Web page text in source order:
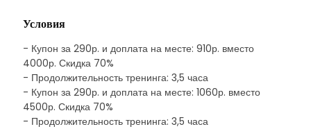
Условия
- Купон за 290р. и доплата на месте: 910р. вместо
4000р. Скидка 70%
- Продолжительность тренинга: 3,5 часа
- Купон за 290р. и доплата на месте: 1060р. вместо
4500р. Скидка 70%
- Продолжительность тренинга: 3,5 часа